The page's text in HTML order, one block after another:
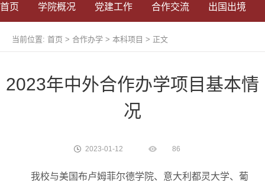
首页 学院概况 党建工作 合作交流 出国出境
当前位置: 首页 > 合作办学 > 本科项目 > 正文
2023年中外合作办学项目基本情
况
2023-01-12 86
我校与美国布卢姆菲尔德学院、意大利都灵大学、葡